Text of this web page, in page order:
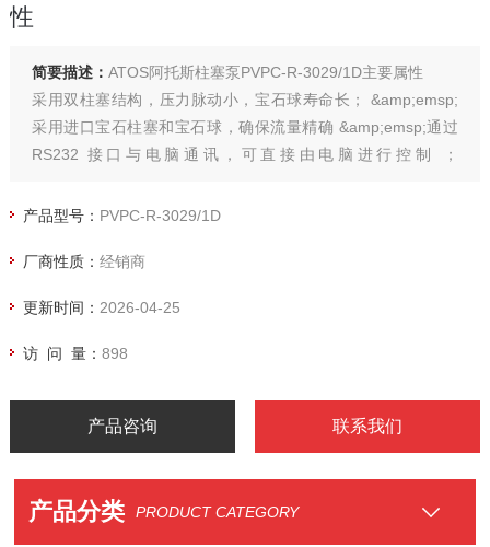
性
简要描述： ATOS阿托斯柱塞泵PVPC-R-3029/1D主要属性
采用双柱塞结构，压力脉动小，宝石球寿命长； &amp;emsp;
采用进口宝石柱塞和宝石球，确保流量精确 &amp;emsp;通过
RS232 接口与电脑通讯，可直接由电脑进行控制 ；
幕液晶显示； &amp;emsp;精心设计的排气装置有效除去输送
产品型号： PVPC-R-3029/1D
厂商性质： 经销商
更新时间： 2026-04-25
访 问 量： 898
产品咨询 联系我们
产品分类 PRODUCT CATEGORY